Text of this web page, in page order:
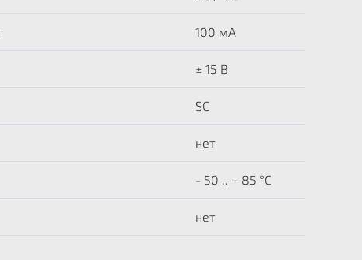
100 мА
± 15 В
SC
нет
- 50 .. + 85 °C
нет